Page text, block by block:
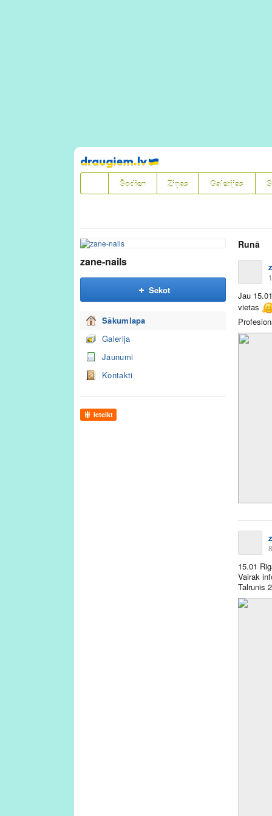
Pāriet
uz
saturu
Šodien Ziņas Galerijas
zane-nails
Sekot
Sākumlapa
Galerija
Jaunumi
Kontakti
Ieteikt
Runā
Jau
vietas
15.01
Vairak
Talrunis